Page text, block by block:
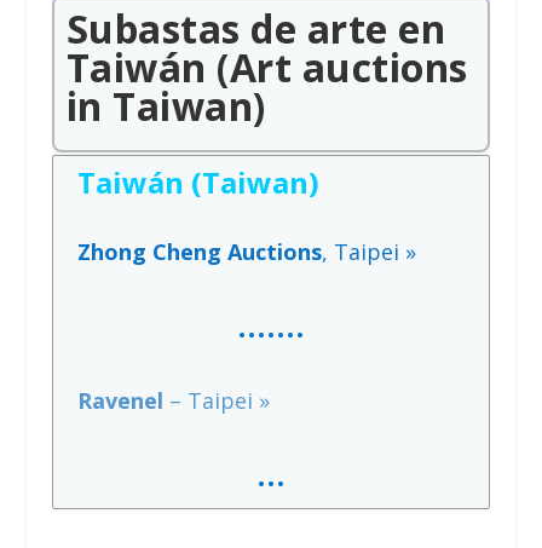
Subastas de arte en
Taiwán (Art auctions
in Taiwan)
Taiwán (Taiwan)
Zhong Cheng Auctions, Taipei »
…….
Ravenel – Taipei »
...